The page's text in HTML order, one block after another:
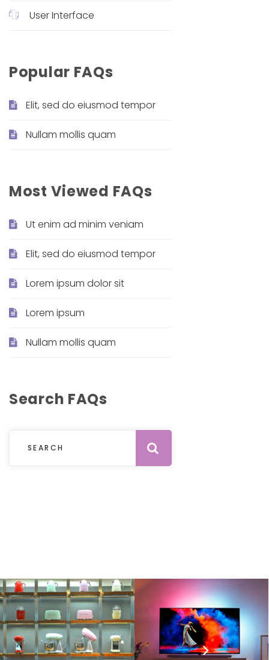
User Interface
Popular FAQs
Elit, sed do eiusmod tempor
Nullam mollis quam
Most Viewed FAQs
Ut enim ad minim veniam
Elit, sed do eiusmod tempor
Lorem ipsum dolor sit
Lorem ipsum
Nullam mollis quam
Search FAQs